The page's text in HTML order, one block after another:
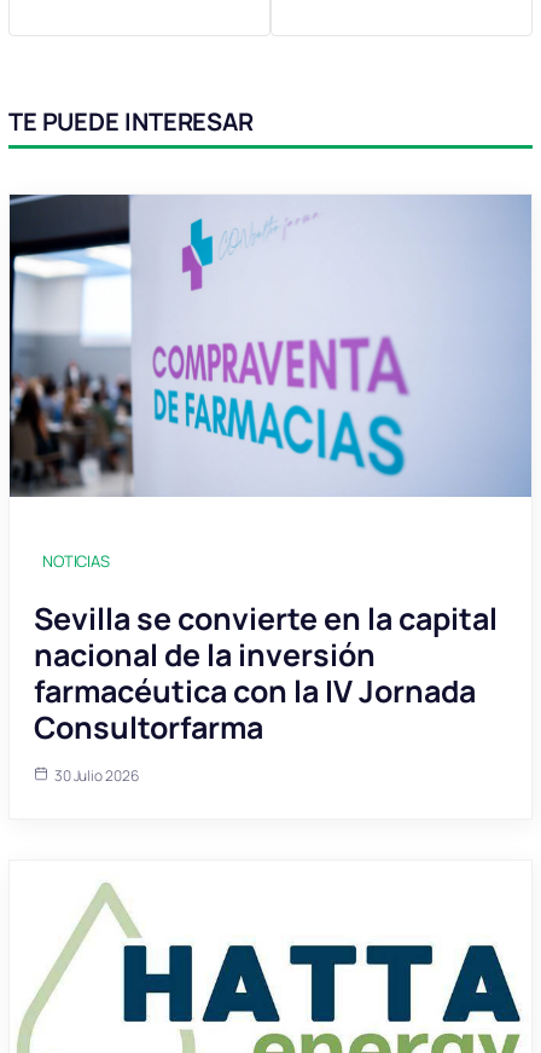
TE PUEDE INTERESAR
NOTICIAS
Sevilla se convierte en la capital
nacional de la inversión
farmacéutica con la IV Jornada
Consultorfarma
30 Julio 2026